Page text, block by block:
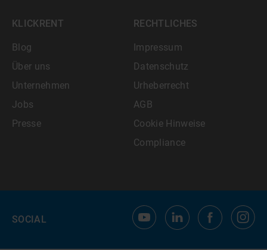
KLICKRENT
Blog
Über uns
Unternehmen
Jobs
Presse
RECHTLICHES
Impressum
Datenschutz
Urheberrecht
AGB
Cookie Hinweise
Compliance
SOCIAL